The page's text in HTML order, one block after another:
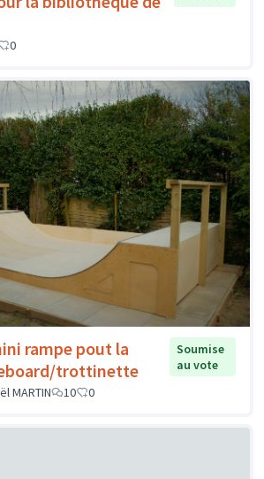
0
rampe pout la
trottinette
Soumise
au vote
MARTIN
10 0